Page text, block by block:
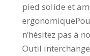
pied solide et
n’hésitez pas à
Outil